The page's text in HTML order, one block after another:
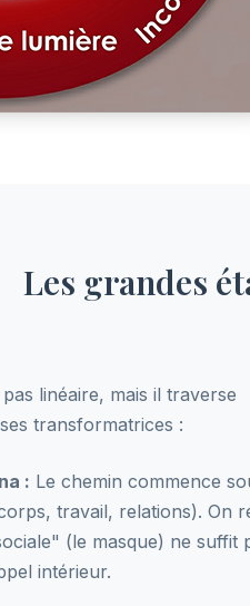
Les grandes
linéaire, mais il traverse
transformatrices :
: Le chemin commence
travail, relations). On
(le masque) ne suffit
intérieur.